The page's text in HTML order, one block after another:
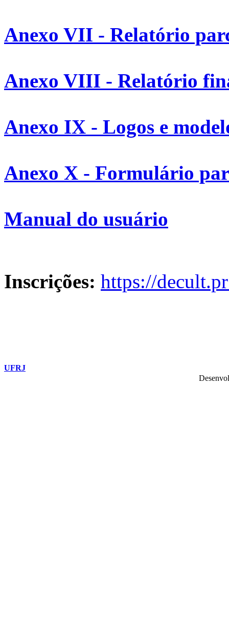
Anexo VII - Relatório
Anexo VIII - Relatório
Anexo IX - Logos e
Anexo X - Formulário
Manual do usuário
Inscrições: https://
UFRJ